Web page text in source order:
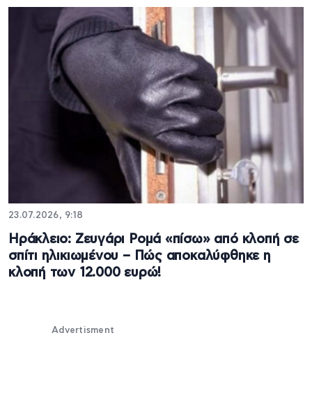
23.07.2026, 9:18
Ηράκλειο: Ζευγάρι Ρομά «πίσω» από κλοπή σε
σπίτι ηλικιωμένου – Πώς αποκαλύφθηκε η
κλοπή των 12.000 ευρώ!
Advertisment